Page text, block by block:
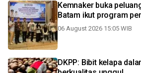
Kemnaker buka
Batam ikut program
06 August 2026 15:05 WIB
DKPP: Bibit kelapa